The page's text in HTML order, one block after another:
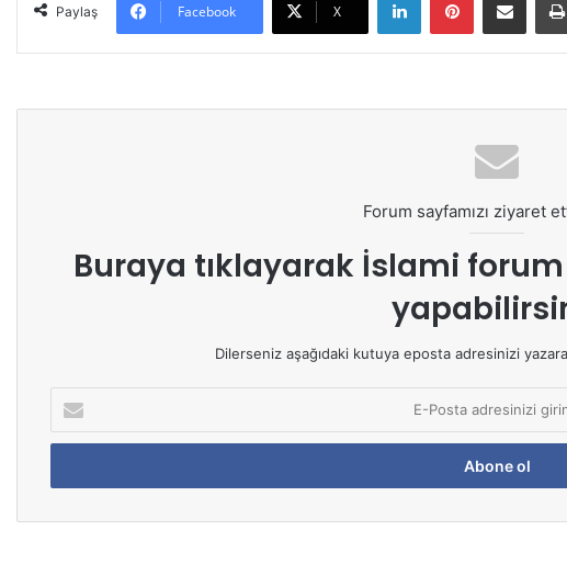
Paylaş Facebook X
Forum sayfamızı ziyaret
Buraya tıklayarak İslami
Dilerseniz aşağıdaki kutuya eposta adresinizi
P
s